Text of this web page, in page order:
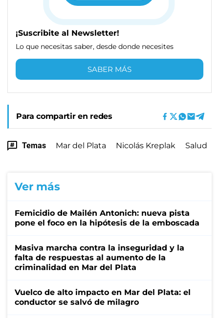
¡Suscribite al Newsletter!
Lo que necesitas saber, desde donde necesites
SABER MÁS
Para compartir en redes
Temas Mar del Plata Nicolás Kreplak Salud
Ver más
Femicidio de Mailén Antonich: nueva pista
pone el foco en la hipótesis de la emboscada
Masiva marcha contra la inseguridad y la
falta de respuestas al aumento de la
criminalidad en Mar del Plata
Vuelco de alto impacto en Mar del Plata: el
conductor se salvó de milagro